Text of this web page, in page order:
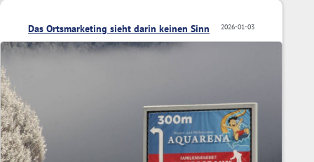
2026-01-03
Das Ortsmarketing sieht darin keinen Sinn